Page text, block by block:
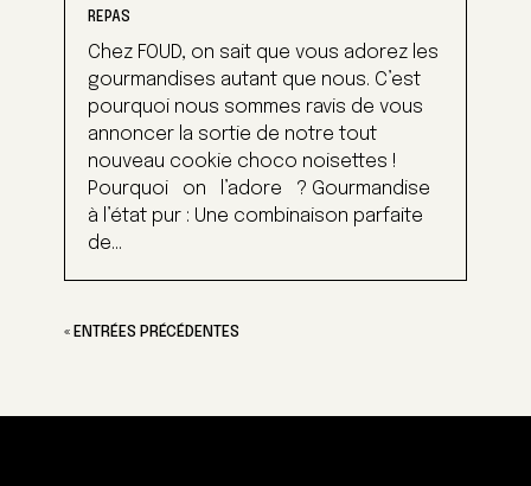
REPAS
Chez FOUD, on sait que vous adorez les
gourmandises autant que nous. C’est
pourquoi nous sommes ravis de vous
annoncer la sortie de notre tout
nouveau cookie choco noisettes !
Pourquoi on l’adore ? Gourmandise
à l’état pur : Une combinaison parfaite
de...
« ENTRÉES PRÉCÉDENTES